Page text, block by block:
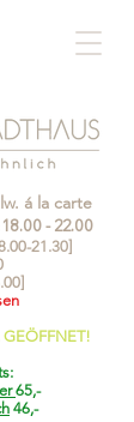
á la carte
18.00 - 22.00
21.30]
65,-
46,-